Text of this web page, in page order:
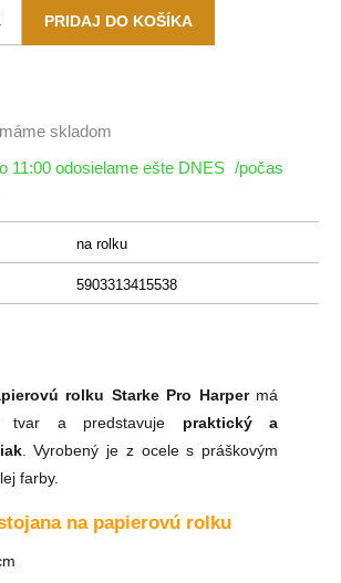
skladom
11:00 odosielame ešte DNES /počas
na rolku
5903313415538
rolku Starke Pro Harpermá
tvar a predstavuje praktický a
. Vyrobený je z ocele s práškovým
farby.
na papierovú rolku